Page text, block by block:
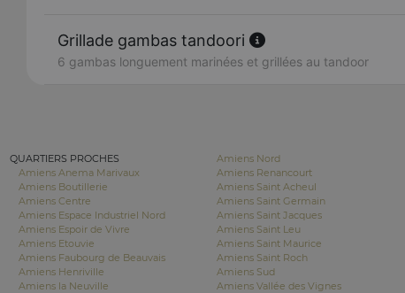
Grillade gambas tandoori
6 gambas longuement marinées et grillées au tandoor
QUARTIERS PROCHES
Amiens Anema Marivaux
Amiens Boutillerie
Amiens Centre
Amiens Espace Industriel Nord
Amiens Espoir de Vivre
Amiens Etouvie
Amiens Faubourg de Beauvais
Amiens Henriville
Amiens la Neuville
Amiens Nord
Amiens Renancourt
Amiens Saint Acheul
Amiens Saint Germain
Amiens Saint Jacques
Amiens Saint Leu
Amiens Saint Maurice
Amiens Saint Roch
Amiens Sud
Amiens Vallée des Vignes